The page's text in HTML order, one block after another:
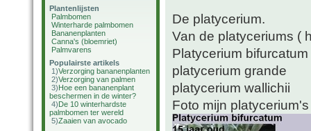
Plantenlijsten
Palmbomen
Winterharde palmbomen
Bananenplanten
Canna's (bloemriet)
Palmvarens
Populairste artikels
1)Verzorging bananenplanten
2)Verzorging van palmen
3)Hoe een bananenplant
beschermen in de winter?
4)De 10 winterhardste
palmbomen ter wereld
5)Zaaien van avocado
De platycerium.
Van de platyceriums (
Platycerium bifurcatum
platycerium grande
platycerium wallichii
Foto mijn platycerium's